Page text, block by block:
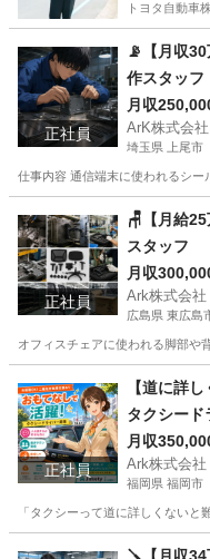
トヨタ自動車
正社員
📡【月収
作スタッフ
月収
ArK株式会社
埼玉県 上尾市
仕事内容 通信端末に使われるシ
工場
正社員
🪑【月給
スタッフ
月収
Ark株式会社
広島県 東広島
オフィスチェアに使われる脚部や
工場
正社員
【道に詳
タクシード
月収
Ark株式会社
福岡県 福岡市
「タクシーって道に詳しくない
ドライバー